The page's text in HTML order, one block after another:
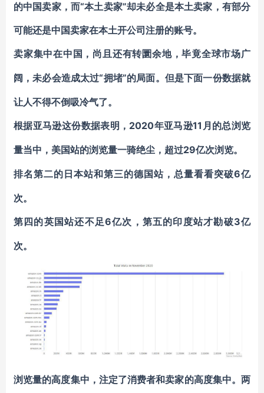
的中国卖家，而“本土卖家”却未必全是本土卖家，有部分
可能还是中国卖家在本土开公司注册的账号。
卖家集中在中国，尚且还有转圜余地，毕竟全球市场广
阔，未必会造成太过“拥堵”的局面。但是下面一份数据就
让人不得不倒吸冷气了。
根据亚马逊这份数据表明， 2020年亚马逊11月 的总浏览
量当中， 美国站的浏览量一骑绝尘，超过29亿次浏览。
排名第二的日本站和第三的德国站，总量看看突破6亿
次。
第四的英国站还不足6亿次，第五的印度站才勘破3亿
次。
浏览量的高度集中，注定了消费者和卖家的高度集中。两